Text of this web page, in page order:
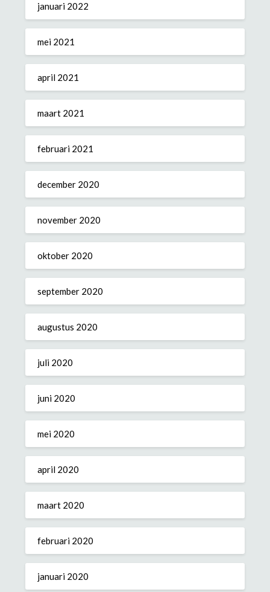
januari 2022
mei 2021
april 2021
maart 2021
februari 2021
december 2020
november 2020
oktober 2020
september 2020
augustus 2020
juli 2020
juni 2020
mei 2020
april 2020
maart 2020
februari 2020
januari 2020